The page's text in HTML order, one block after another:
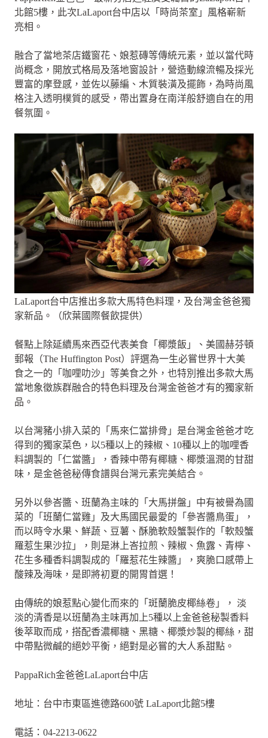
北館5樓，此次LaLaport台中店以「時尚茶室」風格嶄新
亮相。
融合了當地茶店鐵窗花、娘惹磚等傳統元素，並以當代時
尚概念，開放式格局及落地窗設計，營造動線流暢及採光
豐富的摩登感，並佐以藤編、木質裝潢及擺飾，為時尚風
格注入透明樸質的感受，帶出置身在南洋般舒適自在的用
餐氛圍。
LaLaport台中店推出多款大馬特色料理，及台灣金爸爸獨
家新品。（欣葉國際餐飲提供）
餐點上除延續馬來西亞代表美食「椰漿飯」、美國赫芬頓
郵報（The Huffington Post）評選為一生必嘗世界十大美
食之一的「咖哩叻沙」等美食之外，也特別推出多款大馬
當地象徵族群融合的特色料理及台灣金爸爸才有的獨家新
品。
以台灣豬小排入菜的「馬來仁當排骨」是台灣金爸爸才吃
得到的獨家菜色，以5種以上的辣椒、10種以上的咖哩香
料調製的「仁當醬」，香辣中帶有椰糖、椰漿溫潤的甘甜
味，是金爸爸秘傳食譜與台灣元素完美結合。
另外以參峇醬、班蘭為主味的「大馬拼盤」中有被譽為國
菜的「班蘭仁當雞」及大馬國民最愛的「參峇醬鳥蛋」，
而以時令水果、鮮蔬、豆薯、酥脆軟殼蟹製作的「軟殼蟹
羅惹生果沙拉」，則是淋上峇拉煎、辣椒、魚露、青檸、
花生多種香料調製成的「羅惹花生辣醬」，爽脆口感帶上
酸辣及海味，是即將初夏的開胃首選！
由傳統的娘惹點心變化而來的「斑蘭脆皮椰絲卷」， 淡
淡的清香是以班蘭為主味再加上5種以上金爸爸秘製香料
後萃取而成，搭配香濃椰糖、黑糖、椰漿炒製的椰絲，甜
中帶點微鹹的絕妙平衡，絕對是必嘗的大人系甜點。
PappaRich金爸爸LaLaport台中店
地址：台中市東區進德路600號 LaLaport北館5樓
電話：04-2213-0622